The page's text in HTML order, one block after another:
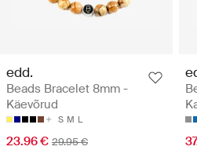
edd.
Beads Bracelet 8mm -
Käevõrud
S M L
23.96 € 29.95 €